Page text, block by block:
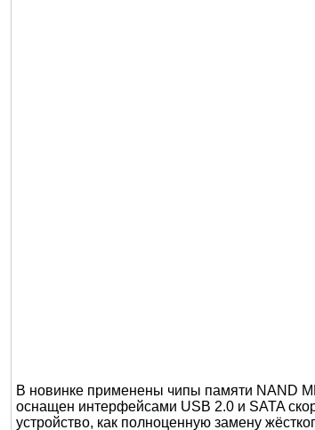
В новинке применены чипы памяти NAND
оснащен интерфейсами USB 2.0 и SATA
устройство, как полноценную замену